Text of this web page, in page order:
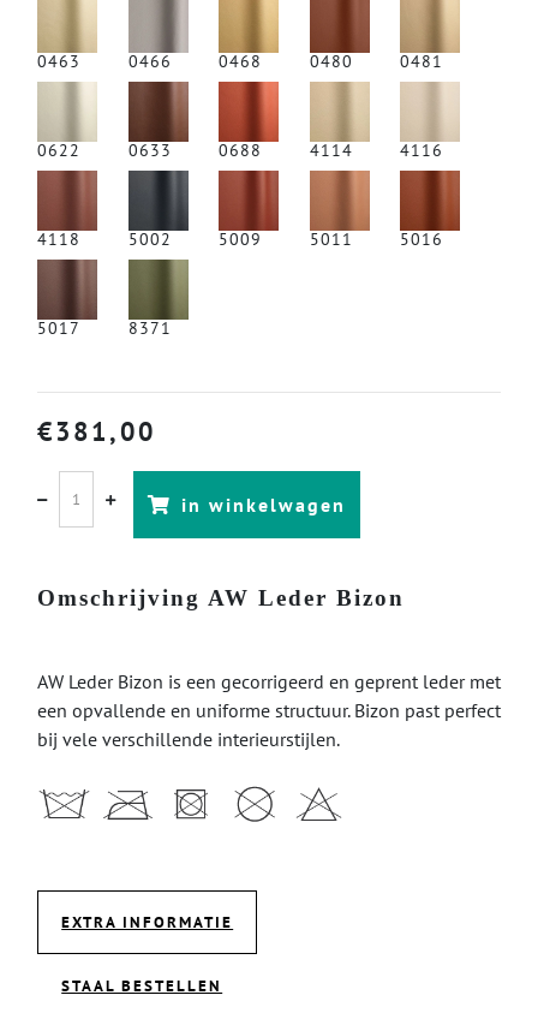
0463 0466 0468 0480 0481
0622 0633 0688 4114 4116
4118 5002 5009 5011 5016
5017 8371
€381,00
in winkelwagen
Omschrijving AW Leder Bizon
AW Leder Bizon is een gecorrigeerd en geprent leder met
een opvallende en uniforme structuur. Bizon past perfect
bij vele verschillende interieurstijlen.
EXTRA INFORMATIE
STAAL BESTELLEN